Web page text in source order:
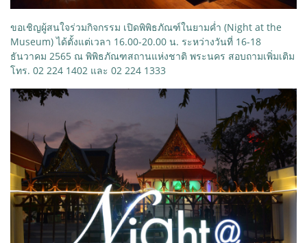
ขอเชิญผู้สนใจร่วมกิจกรรม เปิดพิพิธภัณฑ์ในยามค่ำ (Night at the
Museum) ได้ตั้งแต่เวลา 16.00-20.00 น. ระหว่างวันที่ 16-18
ธันวาคม 2565 ณ พิพิธภัณฑสถานแห่งชาติ พระนคร สอบถามเพิ่มเติม
โทร. 02 224 1402 และ 02 224 1333